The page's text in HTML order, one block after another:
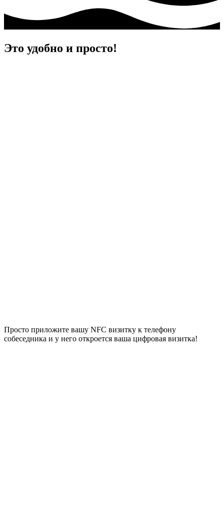
Это удобно и просто!
Просто приложите вашу NFC визитку к телефону
собеседника и у него откроется ваша цифровая визитка!